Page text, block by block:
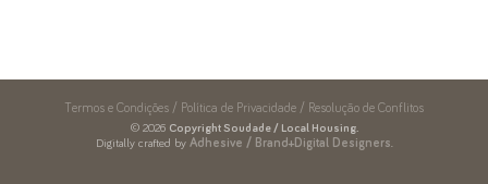
Termos e Condições / Política de Privacidade / Resolução de Conflitos
© 2026 Copyright Soudade / Local Housing.
Digitally crafted by Adhesive / Brand+Digital Designers